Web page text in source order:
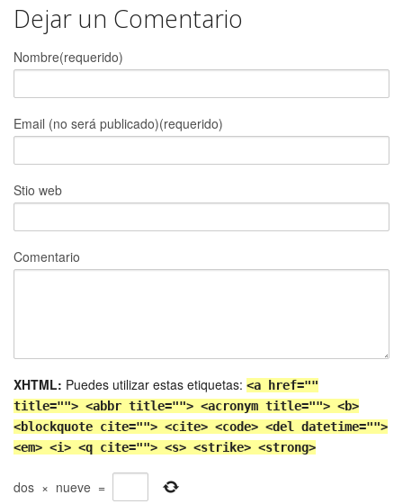
Dejar un Comentario
Nombre(requerido)
Email (no será publicado)(requerido)
Stio web
Comentario
XHTML: Puedes utilizar estas etiquetas: <a href=""
title=""> <abbr title=""> <acronym title=""> <b>
<blockquote cite=""> <cite> <code> <del datetime="">
<em> <i> <q cite=""> <s> <strike> <strong>
dos × nueve =